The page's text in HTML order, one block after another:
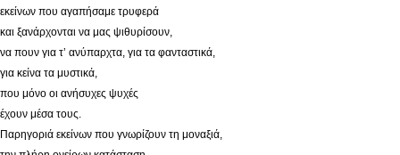
εκείνων που αγαπήσαμε τρυφερά
και ξανάρχονται να μας ψιθυρίσουν,
να πουν για τ’ ανύπαρχτα, για τα φανταστικά,
για κείνα τα μυστικά,
που μόνο οι ανήσυχες ψυχές
έχουν μέσα τους.
Παρηγοριά εκείνων που γνωρίζουν τη μοναξιά,